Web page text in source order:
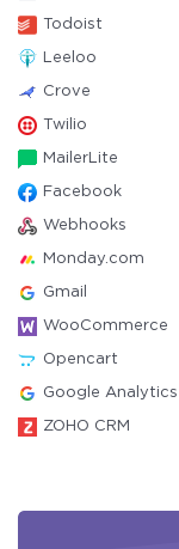
Todoist
Leeloo
Crove
Twilio
MailerLite
Facebook
Webhooks
Monday.com
Gmail
WooCommerce
Opencart
Google Analytics
ZOHO CRM